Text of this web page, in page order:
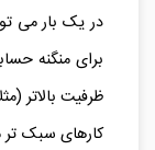
در یک بار می‌
برای منگنه
کارهای سبک‌ تر